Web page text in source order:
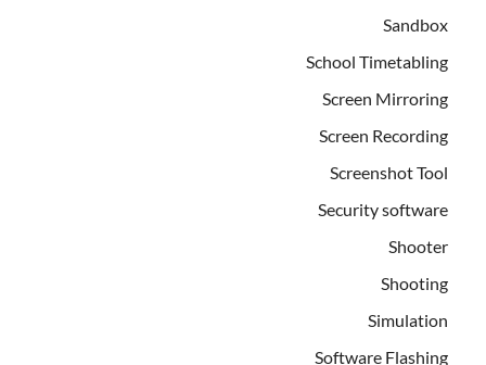
Sandbox
School Timetabling
Screen Mirroring
Screen Recording
Screenshot Tool
Security software
Shooter
Shooting
Simulation
Software Flashing